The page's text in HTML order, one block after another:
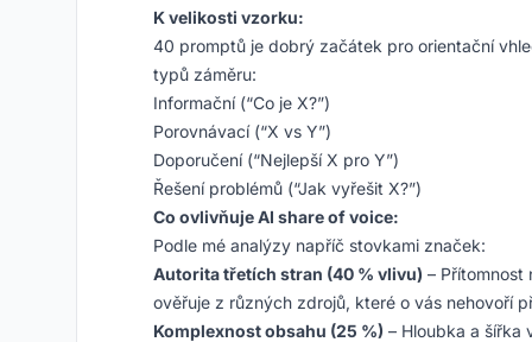
K velikosti vzorku:
40 promptů je dobrý začátek pro orientační
typů záměru:
Informační (“Co je X?”)
Porovnávací (“X vs Y”)
Doporučení (“Nejlepší X pro Y”)
Řešení problémů (“Jak vyřešit X?”)
Co ovlivňuje AI share of voice:
Podle mé analýzy napříč stovkami značek:
Autorita třetích stran (40 % vlivu) – Přítomnost
ověřuje z různých zdrojů, které o vás nehovoří
Komplexnost obsahu (25 %) – Hloubka a šířka